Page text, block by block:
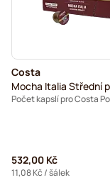
Costa
Počet kapslí pro Costa
532,00 Kč
11,08 Kč / šálek